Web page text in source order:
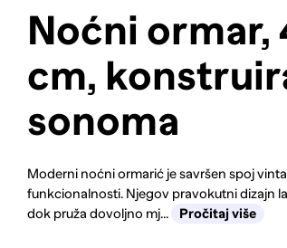
Noćni ormar,
cm,
sonoma
Moderni noćni ormarić je savršen spoj
funkcionalnosti. Njegov pravokutni dizajn
dok pruža dovoljno mj...
Pročitaj više